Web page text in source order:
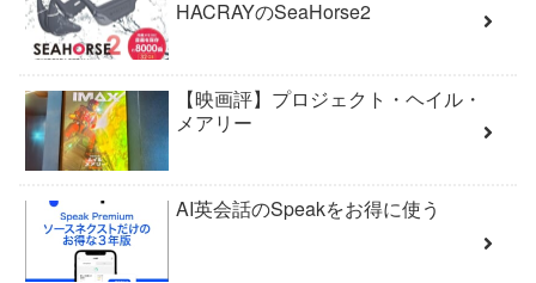
HACRAYのSeaHorse2
【映画評】プロジェクト・ヘイル・
メアリー
AI英会話のSpeakをお得に使う